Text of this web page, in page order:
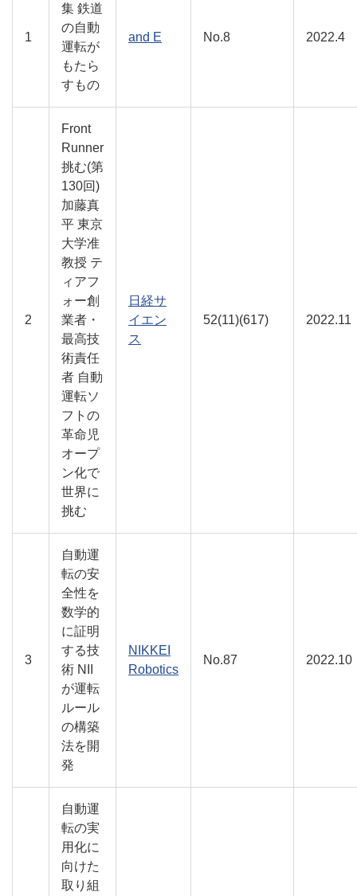
1
集 鉄道
の自動
運転が
もたら
すもの
and E No.8 2022.4
2
Front
Runner
挑む(第
130回)
加藤真
平 東京
大学准
教授 テ
ィアフ
ォー創
業者・
最高技
術責任
者 自動
運転ソ
フトの
革命児
オープ
ン化で
世界に
挑む
日経サ
イエン
ス
52(11)(617) 2022.11
3
自動運
転の安
全性を
数学的
に証明
する技
術 NII
が運転
ルール
の構築
法を開
発
NIKKEI
Robotics
No.87 2022.10
自動運
転の実
用化に
向けた
取り組